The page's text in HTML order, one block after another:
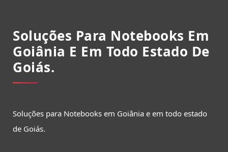
Soluções Para Notebooks Em
Goiânia E Em Todo Estado De
Goiás.
Soluções para Notebooks em Goiânia e em todo estado
de Goiás.